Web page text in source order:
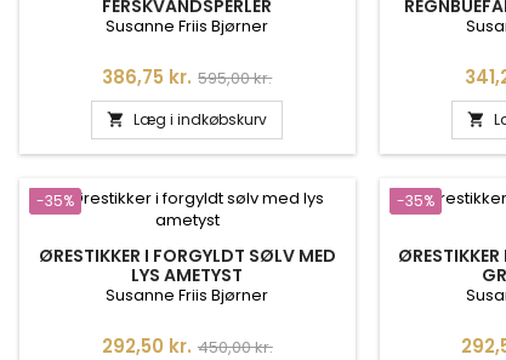
FERSKVANDSPERLER
Susanne Friis Bjørner
Pris
386,75 kr. Normalpris
595,00 kr.
 Læg i indkøbskurv
Pris

-35%
ØRESTIKKER I FORGYLDT SØLV MED
LYS AMETYST
Susanne Friis Bjørner
Pris
292,50 kr. Normalpris
450,00 kr.
-35%
Pris